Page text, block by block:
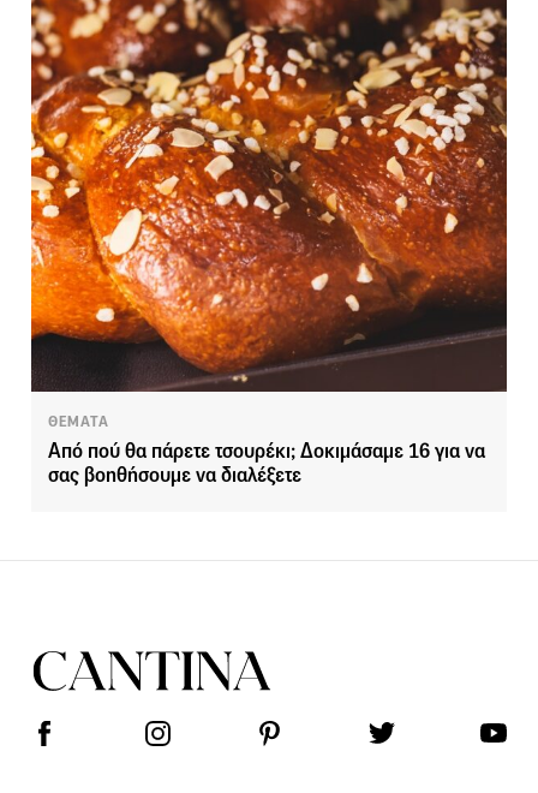
ΘΕΜΑΤΑ
Από πού θα πάρετε τσουρέκι; Δοκιμάσαμε 16 για να
σας βοηθήσουμε να διαλέξετε